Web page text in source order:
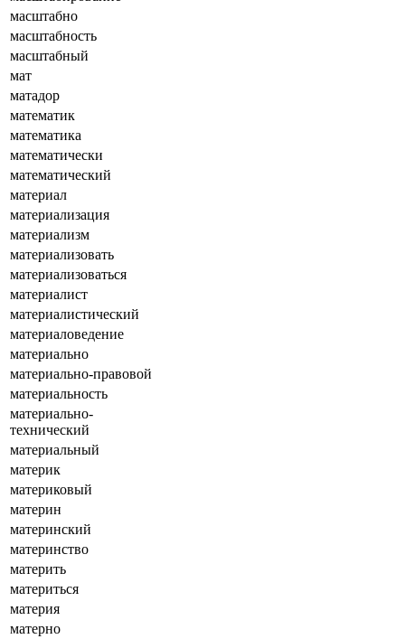
масштабно
масштабность
масштабный
мат
матадор
математик
математика
математически
математический
материал
материализация
материализм
материализовать
материализоваться
материалист
материалистический
материаловедение
материально
материально-правовой
материальность
материально-
технический
материальный
материк
материковый
материн
материнский
материнство
материть
материться
материя
матерно